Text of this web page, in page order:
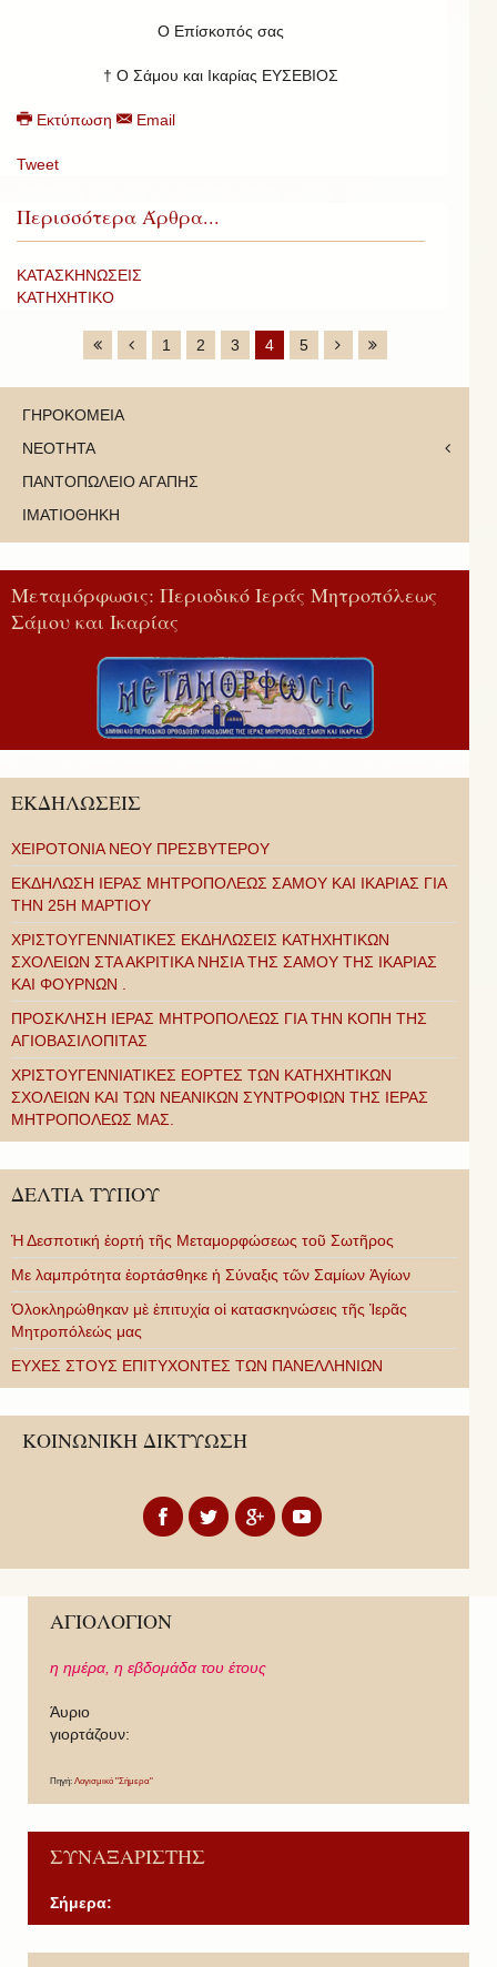
Ο Επίσκοπός σας
† Ο Σάμου και Ικαρίας ΕΥΣΕΒΙΟΣ
Εκτύπωση Email
Tweet
Περισσότερα Άρθρα...
ΚΑΤΑΣΚΗΝΩΣΕΙΣ
ΚΑΤΗΧΗΤΙΚΟ
1 2 3 4 5
ΓΗΡΟΚΟΜΕΙΑ
ΝΕΟΤΗΤΑ
ΠΑΝΤΟΠΩΛΕΙΟ ΑΓΑΠΗΣ
ΙΜΑΤΙΟΘΗΚΗ
Μεταμόρφωσις: Περιοδικό Ιεράς Μητροπόλεως
Σάμου και Ικαρίας
ΕΚΔΗΛΩΣΕΙΣ
ΧΕΙΡΟΤΟΝΙΑ ΝΕΟΥ ΠΡΕΣΒΥΤΕΡΟΥ
ΕΚΔΗΛΩΣΗ ΙΕΡΑΣ ΜΗΤΡΟΠΟΛΕΩΣ ΣΑΜΟΥ ΚΑΙ ΙΚΑΡΙΑΣ ΓΙΑ
ΤΗΝ 25Η ΜΑΡΤΙΟΥ
ΧΡΙΣΤΟΥΓΕΝΝΙΑΤΙΚΕΣ ΕΚΔΗΛΩΣΕΙΣ ΚΑΤΗΧΗΤΙΚΩΝ
ΣΧΟΛΕΙΩΝ ΣΤΑ ΑΚΡΙΤΙΚΑ ΝΗΣΙΑ ΤΗΣ ΣΑΜΟΥ ΤΗΣ ΙΚΑΡΙΑΣ
ΚΑΙ ΦΟΥΡΝΩΝ .
ΠΡΟΣΚΛΗΣΗ ΙΕΡΑΣ ΜΗΤΡΟΠΟΛΕΩΣ ΓΙΑ ΤΗΝ ΚΟΠΗ ΤΗΣ
ΑΓΙΟΒΑΣΙΛΟΠΙΤΑΣ
ΧΡΙΣΤΟΥΓΕΝΝΙΑΤΙΚΕΣ ΕΟΡΤΕΣ ΤΩΝ ΚΑΤΗΧΗΤΙΚΩΝ
ΣΧΟΛΕΙΩΝ ΚΑΙ ΤΩΝ ΝΕΑΝΙΚΩΝ ΣΥΝΤΡΟΦΙΩΝ ΤΗΣ ΙΕΡΑΣ
ΜΗΤΡΟΠΟΛΕΩΣ ΜΑΣ.
ΔΕΛΤΙΑ ΤΥΠΟΥ
Ἡ Δεσποτική ἑορτή τῆς Μεταμορφώσεως τοῦ Σωτῆρος
Με λαμπρότητα ἑορτάσθηκε ἡ Σύναξις τῶν Σαμίων Ἁγίων
Ὁλοκληρώθηκαν μὲ ἐπιτυχία οἱ κατασκηνώσεις τῆς Ἱερᾶς
Μητροπόλεώς μας
ΕΥΧΕΣ ΣΤΟΥΣ ΕΠΙΤΥΧΟΝΤΕΣ ΤΩΝ ΠΑΝΕΛΛΗΝΙΩΝ
ΚΟΙΝΩΝΙΚΗ ΔΙΚΤΥΩΣΗ
ΑΓΙΟΛΟΓΙΟΝ
η ημέρα, η εβδομάδα του έτους
Άυριο
γιορτάζουν:
Πηγή: Λογισμικό "Σήμερα"
ΣΥΝΑΞΑΡΙΣΤΗΣ
Σήμερα:
P PN N